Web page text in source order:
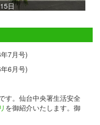
日
7月号)
6月号)
す。仙台中央署生活安全
を御紹介いたします。御